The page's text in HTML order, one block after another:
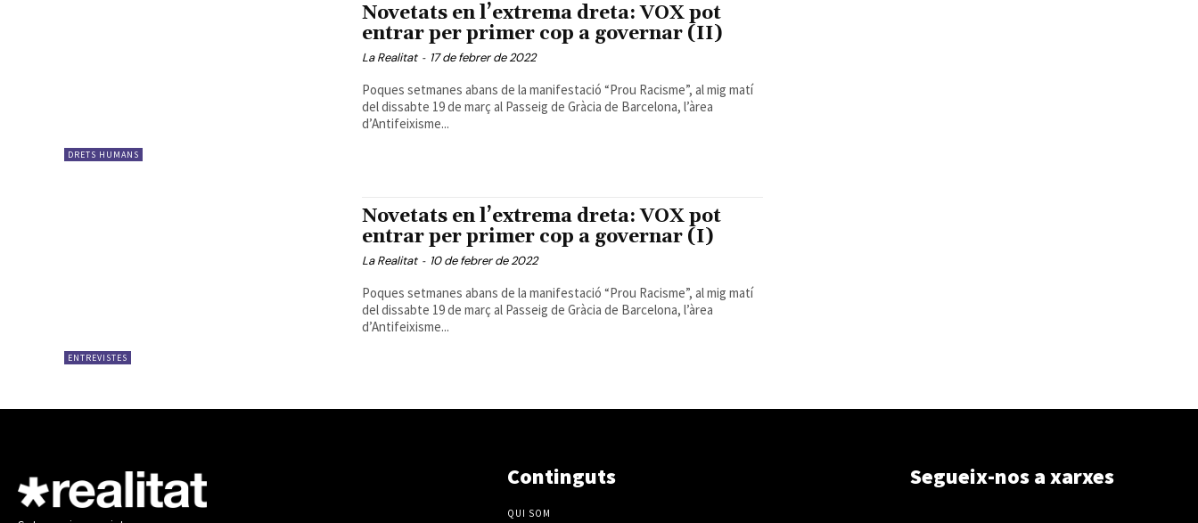
DRETS HUMANS
Novetats en l’extrema dreta: VOX pot
entrar per primer cop a governar (II)
La Realitat - 17 de febrer de 2022
Poques setmanes abans de la manifestació “Prou Racisme”, al mig matí
del dissabte 19 de març al Passeig de Gràcia de Barcelona, l’àrea
d’Antifeixisme...
ENTREVISTES
Novetats en l’extrema dreta: VOX pot
entrar per primer cop a governar (I)
La Realitat - 10 de febrer de 2022
Poques setmanes abans de la manifestació “Prou Racisme”, al mig matí
del dissabte 19 de març al Passeig de Gràcia de Barcelona, l’àrea
d’Antifeixisme...
Continguts
QUI SOM
Segueix-nos a xarxes